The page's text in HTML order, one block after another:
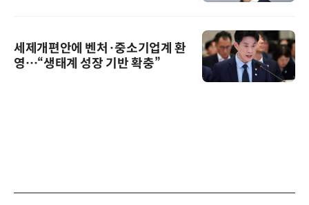
세제개편안에 벤처·중소기업계 환
영…“생태계 성장 기반 확충”